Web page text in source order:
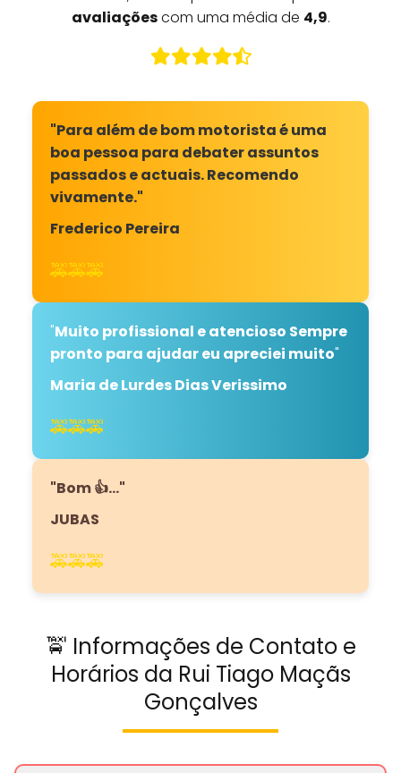
avaliaçõescom uma média de 4,9.
"Para além de bom motorista é uma
boa pessoa para debater assuntos
passados e actuais. Recomendo
vivamente."
Frederico Pereira
🚕🚕🚕
"Muito profissional e atencioso Sempre
pronto para ajudar eu apreciei muito"
Maria de Lurdes Dias Verissimo
🚕🚕🚕
"Bom 👍…"
JUBAS
🚕🚕🚕
🚖 Informações de Contato e
Horários da Rui Tiago Maçãs
Gonçalves